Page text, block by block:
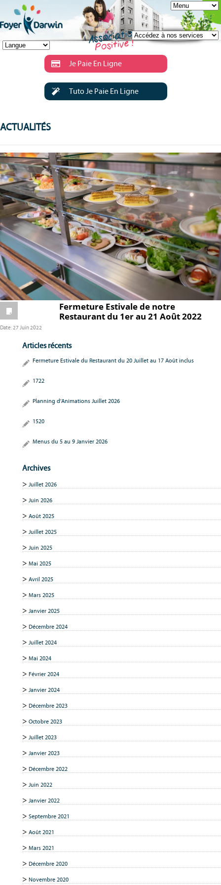
Je Paie En Ligne
Tuto Je Paie En Ligne
ACTUALITÉS
Date:27 Juin 2022
Fermeture Estivale de notre
Restaurant du 1er au 21 Août 2022
Articles récents
Fermeture Estivale du Restaurant du 20 Juillet au 17 Août inclus
1722
Planning d’Animations Juillet 2026
1520
Menus du 5 au 9 Janvier 2026
Archives
Juillet 2026
Juin 2026
Août 2025
Juillet 2025
Juin 2025
Mai 2025
Avril 2025
Mars 2025
Janvier 2025
Décembre 2024
Juillet 2024
Mai 2024
Février 2024
Janvier 2024
Décembre 2023
Octobre 2023
Juillet 2023
Janvier 2023
Décembre 2022
Juin 2022
Janvier 2022
Septembre 2021
Août 2021
Mars 2021
Décembre 2020
Novembre 2020